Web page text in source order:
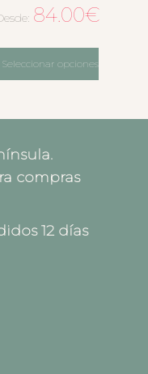
84.00€
Seleccionar opciones
Península.
12 días